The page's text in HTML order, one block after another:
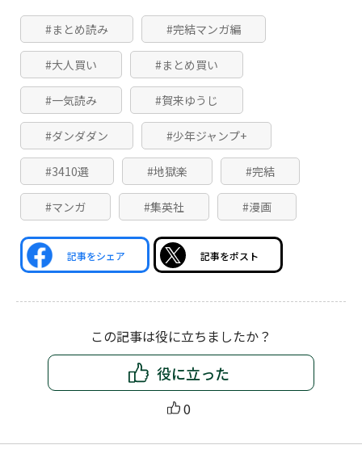
#まとめ読み #完結マンガ編
#大人買い #まとめ買い
#一気読み #賀来ゆうじ
#ダンダダン #少年ジャンプ+
#3410選 #地獄楽 #完結
#マンガ #集英社 #漫画
記事をシェア 記事をポスト
この記事は役に立ちましたか？
役に立った
0